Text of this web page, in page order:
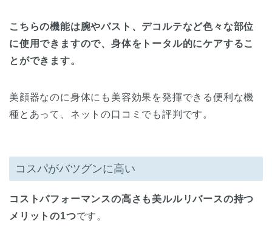
こちらの機能は腕やバスト、デコルテなど色々な部位
に使用できますので、身体をトータル的にケアするこ
とができます。
美顔器なのに身体にも美容効果を発揮できる便利な機
種とあって、ネットの口コミでも評判です。
コスパがバツグンに高い
コストパフォーマンスの高さも美ルルリバースの持つ
メリットの1つです。